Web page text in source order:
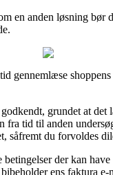
en anden løsning
gennemlæse
grundet at
fra tid til anden
såfremt du forvoldes
der kan
ens faktura